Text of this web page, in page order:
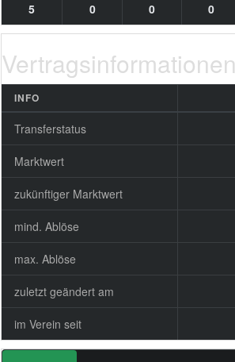
5 0 0 0
Vertragsinformationen
INFO
Transferstatus
Marktwert
zukünftiger Marktwert
mind. Ablöse
max. Ablöse
zuletzt geändert am
im Verein seit